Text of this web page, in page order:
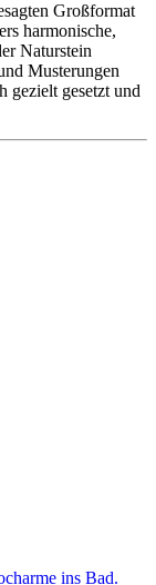
Großformat
harmonische,
Naturstein
Musterungen
gezielt gesetzt und